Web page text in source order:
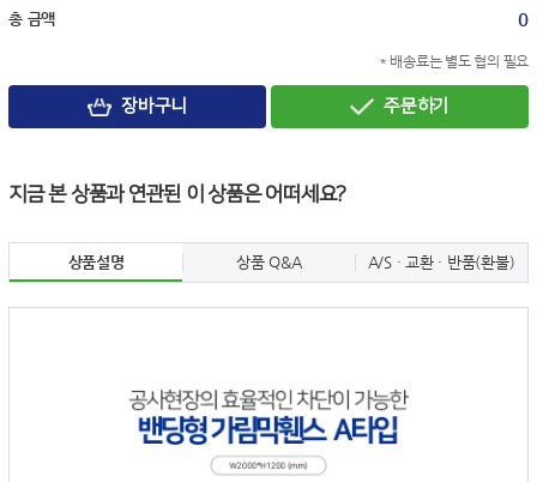
총 금액 0
* 배송료는 별도 협의 필요
장바구니 주문하기
지금 본 상품과 연관된 이 상품은 어떠세요?
상품설명 상품 Q&A A/S · 교환 · 반품(환불)